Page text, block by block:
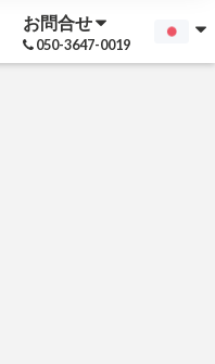
お問合せ
050-3647-0019